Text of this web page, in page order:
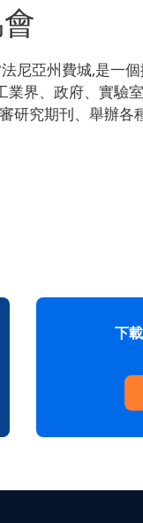
尼亞州費城,是一
界、政府、實
研究期刊、舉辦
下